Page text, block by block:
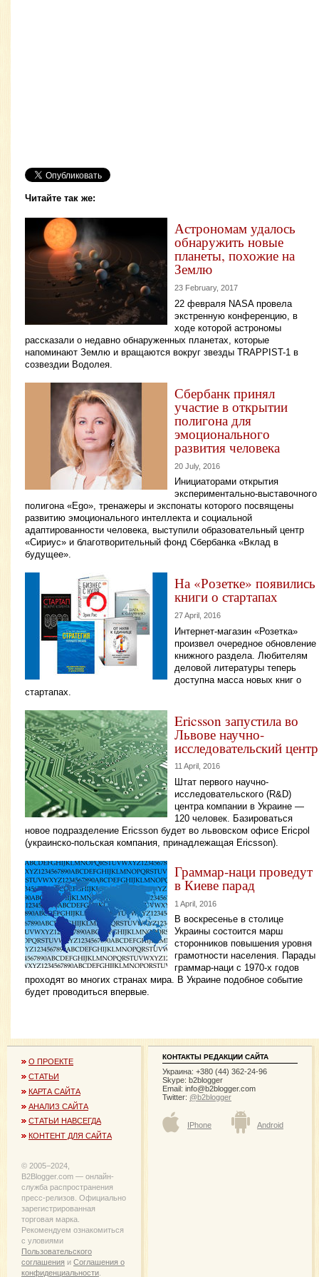
Читайте так же:
Астрономам удалось
обнаружить новые
планеты, похожие на
Землю
23 February, 2017
22 февраля NASA провела
экстренную конференцию, в
ходе которой астрономы
рассказали о недавно обнаруженных планетах, которые
напоминают Землю и вращаются вокруг звезды TRAPPIST-1 в
созвездии Водолея.
Сбербанк принял
участие в открытии
полигона для
эмоционального
развития человека
20 July, 2016
Инициаторами открытия
экспериментально-выставочного
полигона «Ego», тренажеры и экспонаты которого посвящены
развитию эмоционального интеллекта и социальной
адаптированности человека, выступили образовательный центр
«Сириус» и благотворительный фонд Сбербанка «Вклад в
будущее».
На «Розетке» появились
книги о стартапах
27 April, 2016
Интернет-магазин «Розетка»
произвел очередное обновление
книжного раздела. Любителям
деловой литературы теперь
доступна масса новых книг о
стартапах.
Ericsson запустила во
Львове научно-
исследовательский центр
11 April, 2016
Штат первого научно-
исследовательского (R&D)
центра компании в Украине —
120 человек. Базироваться
новое подразделение Ericsson будет во львовском офисе Ericpol
(украинско-польская компания, принадлежащая Ericsson).
Граммар-наци проведут
в Киеве парад
1 April, 2016
В воскресенье в столице
Украины состоится марш
сторонников повышения уровня
грамотности населения. Парады
граммар-наци с 1970-х годов
проходят во многих странах мира. В Украине подобное событие
будет проводиться впервые.
О ПРОЕКТЕ
СТАТЬИ
КАРТА САЙТА
АНАЛИЗ САЙТА
СТАТЬИ НАВСЕГДА
КОНТЕНТ ДЛЯ САЙТА
© 2005−2024,
B2Blogger.com — онлайн-
служба распространения
пресс-релизов. Официально
зарегистрированная
торговая марка.
Рекомендуем ознакомиться
с уловиями
Пользовательского
соглашения и Соглашения о
конфиденциальности
КОНТАКТЫ РЕДАКЦИИ САЙТА
Украина: +380 (44) 362-24-96
Skype: b2blogger
Email: info@b2blogger.com
Twitter: @b2blogger
IPhone Android